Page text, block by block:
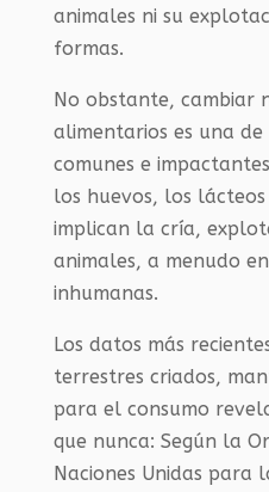
animales ni su
formas.
No obstante, cambiar
alimentarios es una
comunes e
los huevos, los
implican la cría,
animales, a menudo
inhumanas.
Los datos más
terrestres criados,
para el consumo
que nunca: Según la
Naciones Unidas para